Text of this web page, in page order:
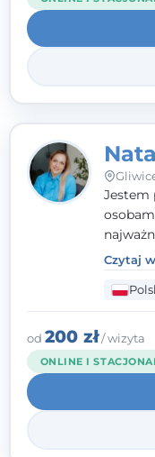
Jestem
-
Czytaj
od 200 zł/ wizyta
ONLINE I